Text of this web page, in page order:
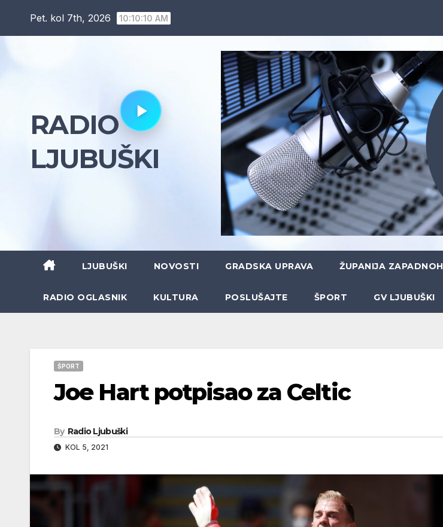
Pet. kol 7th, 2026 10:10:11 AM
RADIO
LJUBUŠKI
LJUBUŠKI NOVOSTI GRADSKA UPRAVA ŽUPANIJA
RADIO OGLASNIK KULTURA POSLUŠAJTE ŠPORT GV LJUBUŠKI
ŠPORT
Joe Hart potpisao za Celtic
By Radio Ljubuški
KOL 5, 2021